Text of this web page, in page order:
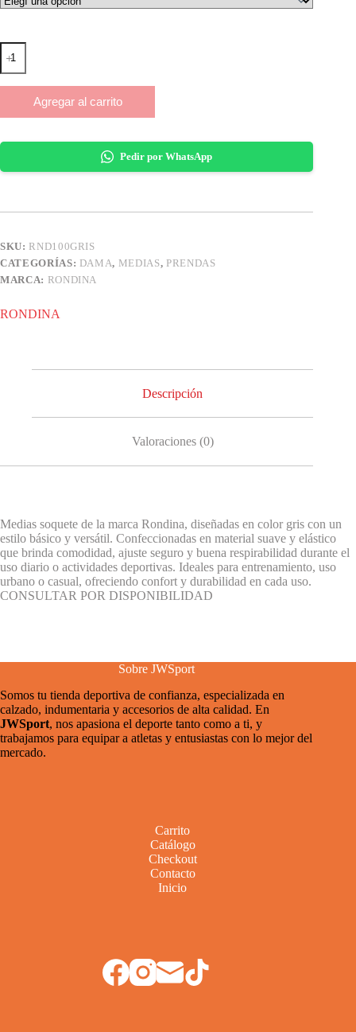
MEDIA
SOQUETE
GRIS
RONDINA
cantidadAgregar al carrito
Pedir por WhatsApp
SKU: RND100GRIS
CATEGORÍAS: DAMA, MEDIAS, PRENDAS
MARCA: RONDINA
RONDINA
Descripción
Valoraciones (0)
Medias soquete de la marca Rondina, diseñadas en color gris con un
estilo básico y versátil. Confeccionadas en material suave y elástico
que brinda comodidad, ajuste seguro y buena respirabilidad durante el
uso diario o actividades deportivas. Ideales para entrenamiento, uso
urbano o casual, ofreciendo confort y durabilidad en cada uso.
CONSULTAR POR DISPONIBILIDAD
Sobre JWSport
Somos tu tienda deportiva de confianza, especializada en
calzado, indumentaria y accesorios de alta calidad. En
JWSport, nos apasiona el deporte tanto como a ti, y
trabajamos para equipar a atletas y entusiastas con lo mejor del
mercado.
Carrito
Catálogo
Checkout
Contacto
Inicio